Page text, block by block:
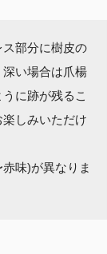
部分に樹皮の
い場合は爪楊
に跡が残るこ
しみいただけ
味)が異なりま